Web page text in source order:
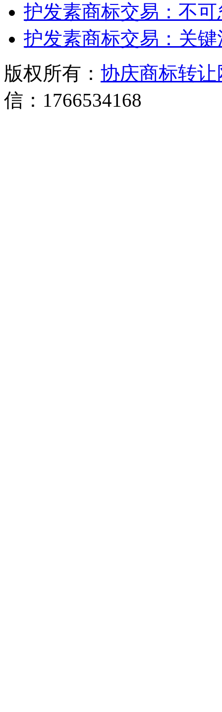
护发素商标交易：不
护发素商标交易：关
版权所有： 协庆商标转让
信：1766534168